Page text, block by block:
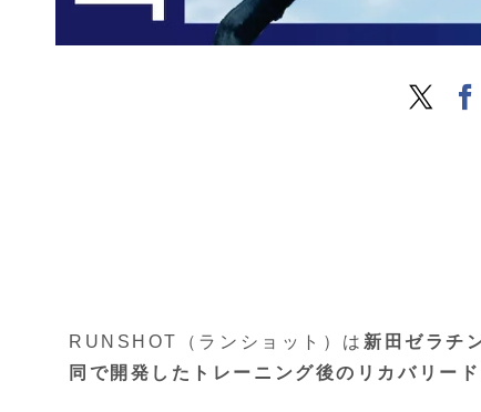
RUNSHOT（ランショット）は 新田ゼラチ
同で開発したトレーニング後のリカバリード